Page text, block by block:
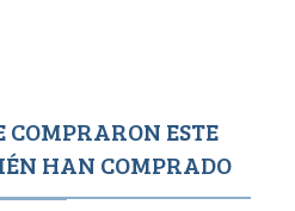
COMPRARON ESTE
HAN COMPRADO